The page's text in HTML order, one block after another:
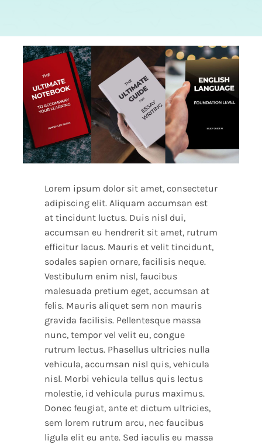
Lorem ipsum dolor sit amet, consectetur
adipiscing elit. Aliquam accumsan est
at tincidunt luctus. Duis nisl dui,
accumsan eu hendrerit sit amet, rutrum
efficitur lacus. Mauris et velit tincidunt,
sodales sapien ornare, facilisis neque.
Vestibulum enim nisl, faucibus
malesuada pretium eget, accumsan at
felis. Mauris aliquet sem non mauris
gravida facilisis. Pellentesque massa
nunc, tempor vel velit eu, congue
rutrum lectus. Phasellus ultricies nulla
vehicula, accumsan nisl quis, vehicula
nisl. Morbi vehicula tellus quis lectus
molestie, id vehicula purus maximus.
Donec feugiat, ante et dictum ultricies,
sem lorem rutrum arcu, nec faucibus
ligula elit eu ante. Sed iaculis eu massa